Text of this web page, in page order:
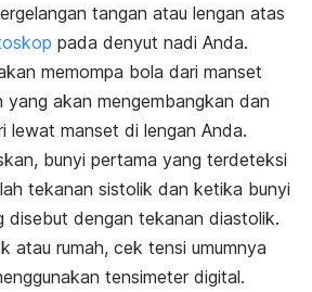
tangan atau lengan atas
pada denyut nadi Anda.
memompa bola dari manset
yang akan mengembangkan dan
lewat manset di lengan Anda.
bunyi pertama yang terdeteksi
tekanan sistolik dan ketika bunyi
disebut dengan tekanan diastolik.
atau rumah, cek tensi umumnya
tensimeter digital.